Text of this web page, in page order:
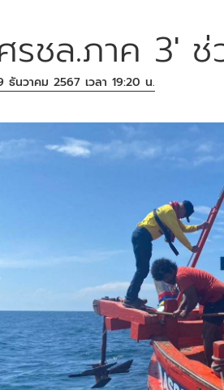
รชล.ภาค 3'
ธันวาคม 2567 เวลา 19:20 น.